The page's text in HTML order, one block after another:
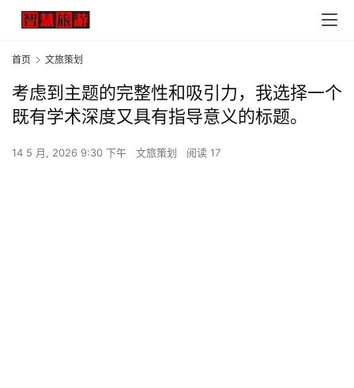
首页 文旅策划
考虑到主题的完整性和吸引力，我选择一个
既有学术深度又具有指导意义的标题。
14 5 月, 2026 9:30 下午 文旅策划 阅读 17